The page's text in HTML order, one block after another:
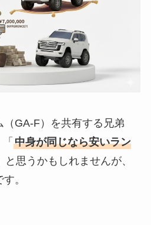
（GA-F）を共有する兄弟
中身が同じなら安いラン
と思うかもしれませんが、
。